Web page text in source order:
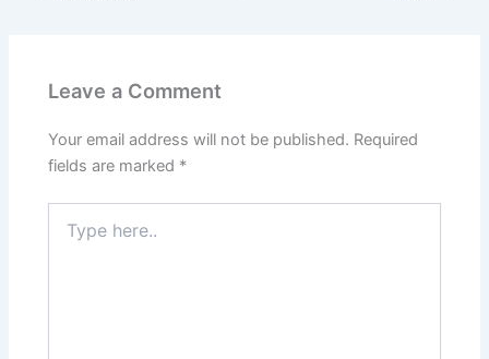
Leave a Comment
Your email address will not be published. Required
fields are marked *
here..